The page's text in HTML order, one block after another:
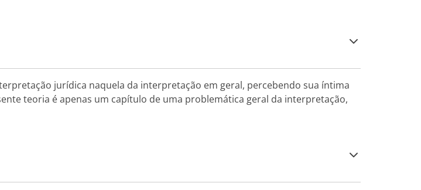
jurídica naquela da interpretação em geral, percebendo sua íntima
teoria é apenas um capítulo de uma problemática geral da interpretação,